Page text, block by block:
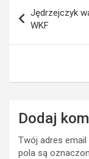
wpisu
Jędrzejczyk
WKF
Dodaj
Twój adres
pola są